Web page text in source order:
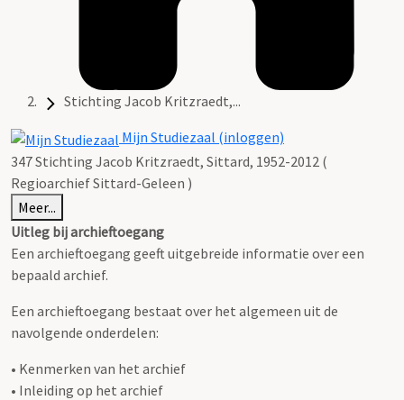
Stichting Jacob Kritzraedt,...
Mijn Studiezaal (inloggen)
347 Stichting Jacob Kritzraedt, Sittard, 1952-2012 (
Regioarchief Sittard-Geleen )
Meer...
Uitleg bij archieftoegang
Een archieftoegang geeft uitgebreide informatie over een
bepaald archief.
Een archieftoegang bestaat over het algemeen uit de
navolgende onderdelen:
• Kenmerken van het archief
• Inleiding op het archief